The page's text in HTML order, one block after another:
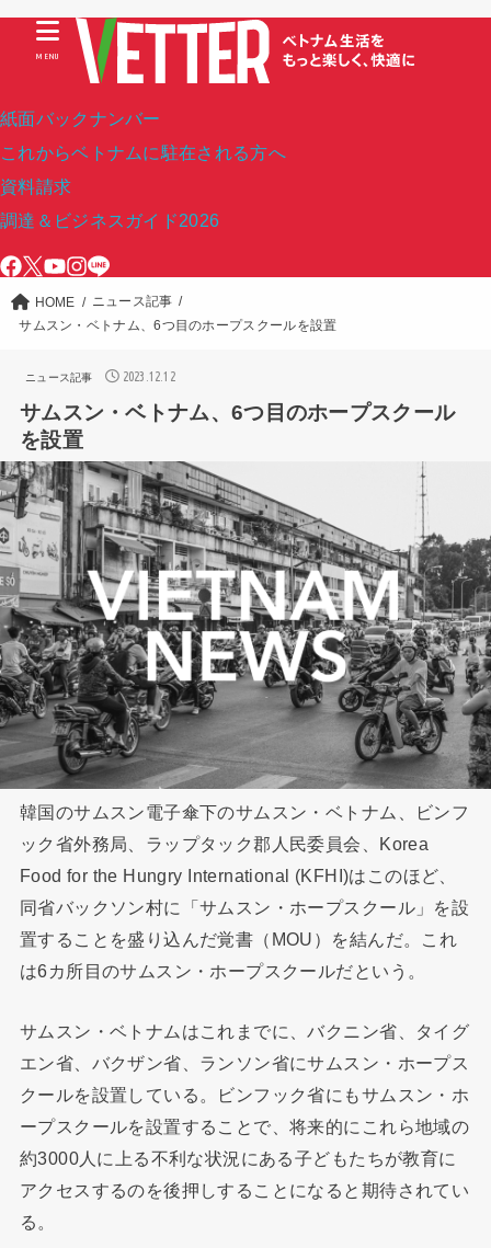
紙面バックナンバー
これからベトナムに駐在される方へ
資料請求
調達＆ビジネスガイド2026
MENU
HOME
ニュース記事
サムスン・ベトナム、6つ目のホープスクールを設置
ニュース記事 2023.12.12
サムスン・ベトナム、6つ目のホープスクール
を設置
韓国のサムスン電子傘下のサムスン・ベトナム、ビンフ
ック省外務局、ラップタック郡人民委員会、Korea
Food for the Hungry International (KFHI)はこのほど、
同省バックソン村に「サムスン・ホープスクール」を設
置することを盛り込んだ覚書（MOU）を結んだ。これ
は6カ所目のサムスン・ホープスクールだという。
サムスン・ベトナムはこれまでに、バクニン省、タイグ
エン省、バクザン省、ランソン省にサムスン・ホープス
クールを設置している。ビンフック省にもサムスン・ホ
ープスクールを設置することで、将来的にこれら地域の
約3000人に上る不利な状況にある子どもたちが教育に
アクセスするのを後押しすることになると期待されてい
る。